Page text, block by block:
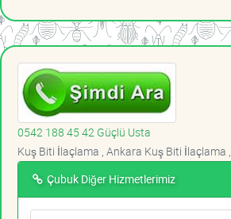
0542 188 45 42 Güçlü Usta
Kuş Biti İlaçlama , Ankara Kuş Biti İlaçlama ,
Çubuk Diğer Hizmetlerimiz